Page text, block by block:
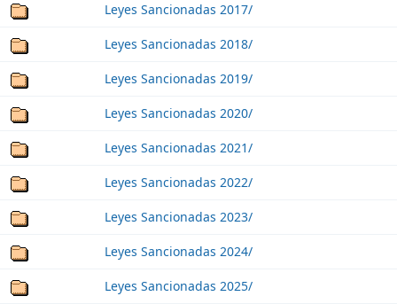
Leyes Sancionadas 2017/
Leyes Sancionadas 2018/
Leyes Sancionadas 2019/
Leyes Sancionadas 2020/
Leyes Sancionadas 2021/
Leyes Sancionadas 2022/
Leyes Sancionadas 2023/
Leyes Sancionadas 2024/
Leyes Sancionadas 2025/